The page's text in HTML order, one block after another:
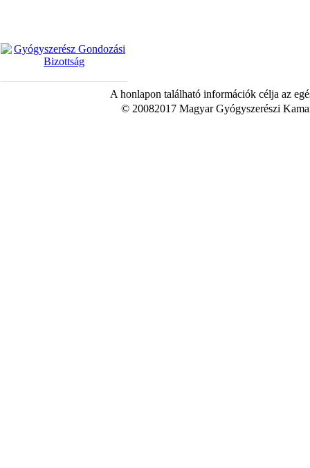
A honlapon található információk célja az
© 20082017 Magyar Gyógyszerészi